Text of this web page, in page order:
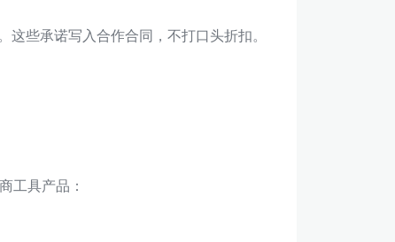
些承诺写入合作合同，不打口头折扣。
工具产品：